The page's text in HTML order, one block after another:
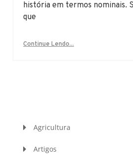
história em termos nominais.
que
Continue Lendo...
Agricultura
Artigos